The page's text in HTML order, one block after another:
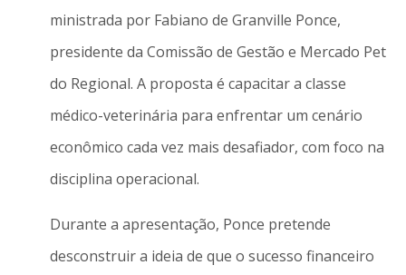
ministrada por Fabiano de Granville Ponce,
presidente da Comissão de Gestão e Mercado Pet
do Regional. A proposta é capacitar a classe
médico-veterinária para enfrentar um cenário
econômico cada vez mais desafiador, com foco na
disciplina operacional.
Durante a apresentação, Ponce pretende
desconstruir a ideia de que o sucesso financeiro